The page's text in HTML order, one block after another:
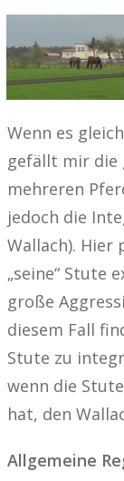
Wenn es
gefällt mir die
mehreren
jedoch die
Wallach). Hier
„seine“ Stute
große
diesem Fall
Stute zu
wenn die
hat, den
Allgemeine